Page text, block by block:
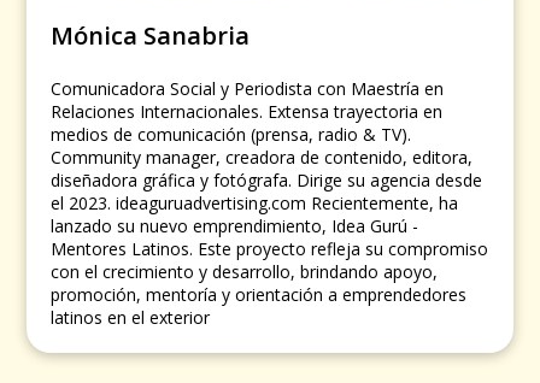
Mónica Sanabria
Comunicadora Social y Periodista con Maestría en
Relaciones Internacionales. Extensa trayectoria en
medios de comunicación (prensa, radio & TV).
Community manager, creadora de contenido, editora,
diseñadora gráfica y fotógrafa. Dirige su agencia desde
el 2023. ideaguruadvertising.com Recientemente, ha
lanzado su nuevo emprendimiento, Idea Gurú -
Mentores Latinos. Este proyecto refleja su compromiso
con el crecimiento y desarrollo, brindando apoyo,
promoción, mentoría y orientación a emprendedores
latinos en el exterior